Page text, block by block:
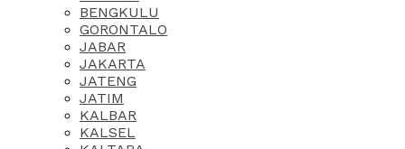
BENGKULU
GORONTALO
JABAR
JAKARTA
JATENG
JATIM
KALBAR
KALSEL